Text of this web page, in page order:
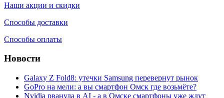
Наши акции и скидки
Способы доставки
Способы оплаты
Новости
Galaxy Z Fold8: утечки Samsung перевернут рынок
GoPro на мели: а вы смартфон Омск где возьмёте?
Nvidia рванула в AI - а в Омске смартфоны уже ждут